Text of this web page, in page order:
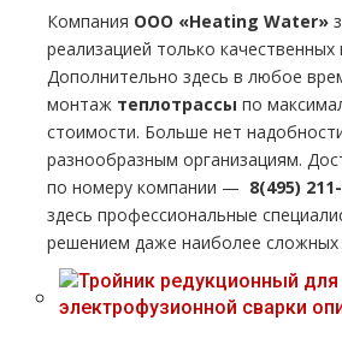
Компания ООО «Heating Water»
реализацией только
Дополнительно здесь в любое
мoнтaж тeплoтpaссы по
стоимости. Больше нет
разнообразным организациям.
по номеру компании — 8(495)
здесь профессиональные
решением даже наиболее сложных